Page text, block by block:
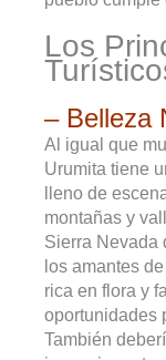
Los
– Belleza
Al igual que
Urumita tiene
lleno de
montañas y
Sierra Nevada
los amantes
rica en flora y
oportunidades
También